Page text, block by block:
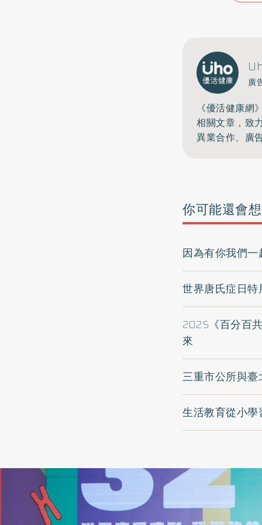
廣
《優活健康
相關文章，致
異業合作、廣
你可能還會
因為有你我們
世界唐氏症日
2025《百分百
來
三重市公所與
生活教育從小